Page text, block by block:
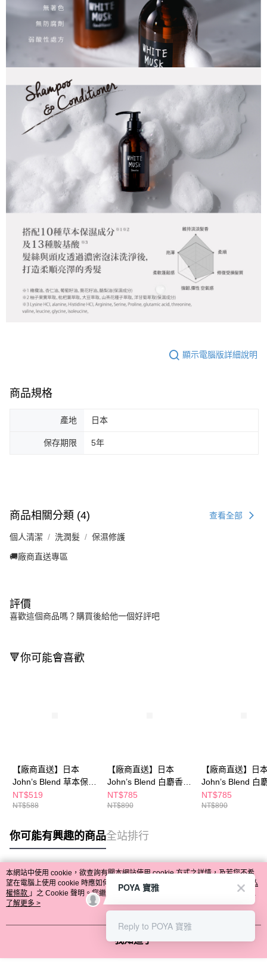
顯示電腦版詳細說明
商品規格
產地 日本
保存期限 5年
商品相關分類 (4) 查看全部
個人清潔 洗潤髮 保濕修護
🚚廠商直送專區
評價
喜歡這個商品嗎？購買後給他一個好評吧
🔻你可能會喜歡
【廠商直送】日本
John’s Blend 草本保濕
洗髮精480mL 白麝香
NT$519
NT$588
【廠商直送】日本
John’s Blend 白麝香草
本保濕潤髮乳480g+補
充包450g
NT$785
NT$890
【廠商直送】日
John’s Blend 白
本保濕洗髮精
480mL+補充包
NT$785
NT$890
你可能有興趣的商品全站排行
熱門標籤
本網站中使用 cookie，欲查詢有關本網站使用 cookie 方式之詳情，及若您不希
望在電腦上使用 cookie 時應如何變更電腦的 cookie 設定，請參閱本網站「 隱私
權條款 」之 Cookie 聲明。您繼續使用本網站即表示您同意本公司得按本網站使
用條款之 Cookie 聲明使用 cookie。
了解更多 >
我知道了
POYA 寶雅
Reply to POYA 寶雅